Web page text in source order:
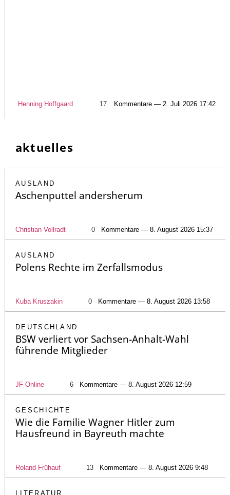
Henning Hoffgaard 17 Kommentare — 2. Juli 2026 17:42
aktuelles
AUSLAND
Aschenputtel andersherum
Christian Vollradt 0 Kommentare — 8. August 2026 15:37
AUSLAND
Polens Rechte im Zerfallsmodus
Kuba Kruszakin 0 Kommentare — 8. August 2026 13:58
DEUTSCHLAND
BSW verliert vor Sachsen-Anhalt-Wahl
führende Mitglieder
JF-Online 6 Kommentare — 8. August 2026 12:59
GESCHICHTE
Wie die Familie Wagner Hitler zum
Hausfreund in Bayreuth machte
Roland Frühauf 13 Kommentare — 8. August 2026 9:48
LITERATUR